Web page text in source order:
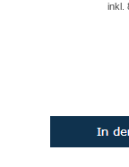
inkl.